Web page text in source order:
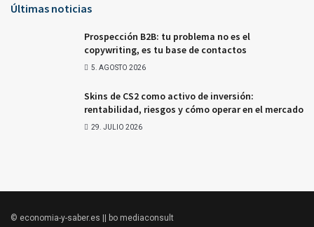
Últimas noticias
Prospección B2B: tu problema no es el
copywriting, es tu base de contactos
5. AGOSTO 2026
Skins de CS2 como activo de inversión:
rentabilidad, riesgos y cómo operar en el mercado
29. JULIO 2026
© economia-y-saber.es || bo mediaconsult